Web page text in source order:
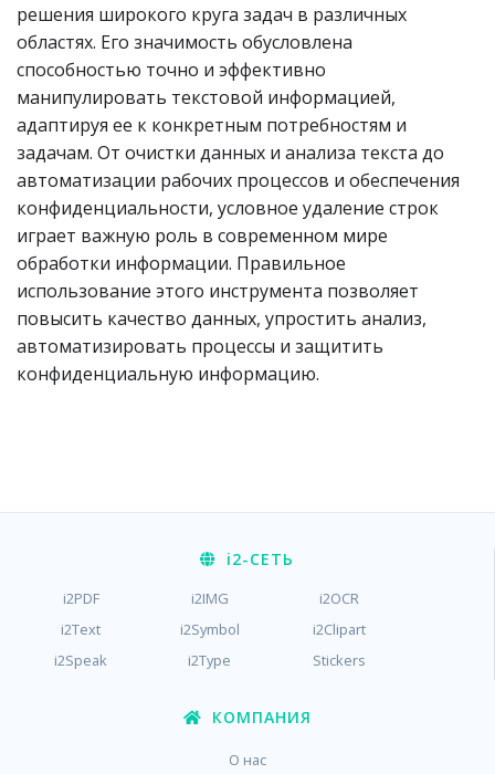
решения широкого круга задач в различных
областях. Его значимость обусловлена
способностью точно и эффективно
манипулировать текстовой информацией,
адаптируя ее к конкретным потребностям и
задачам. От очистки данных и анализа текста до
автоматизации рабочих процессов и обеспечения
конфиденциальности, условное удаление строк
играет важную роль в современном мире
обработки информации. Правильное
использование этого инструмента позволяет
повысить качество данных, упростить анализ,
автоматизировать процессы и защитить
конфиденциальную информацию.
i2-СЕТЬ
i2PDF i2IMG
i2OCR
i2Text
i2Symbol
i2Clipart
i2Speak
i2Type Stickers
КОМПАНИЯ
О нас